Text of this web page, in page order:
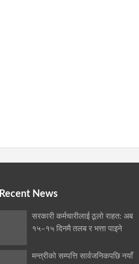
Recent News
सरकारी कर्मचारीलाई ठूलो राहत: अब
१५–१५ दिनमै तलब र भत्ता पाइने
मन्त्रीको सम्पत्ति सार्वजनिकपछि नयाँ